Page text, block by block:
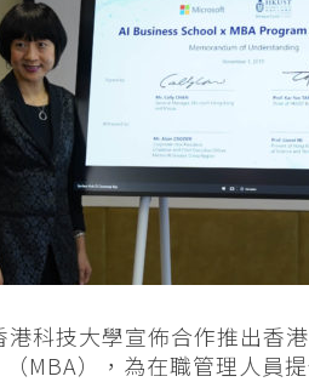
科技大學宣佈合作推出香
（MBA），為在職管理人員